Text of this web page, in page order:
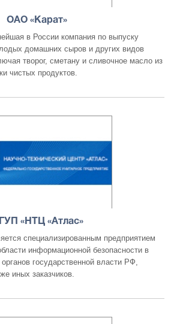
ОАО «Карат»
в России компания по выпуску
домашних сыров и других видов
творог, сметану и сливочное масло из
чистых продуктов.
«НТЦ «Атлас»
специализированным предприятием
информационной безопасности в
государственной власти РФ,
иных заказчиков.